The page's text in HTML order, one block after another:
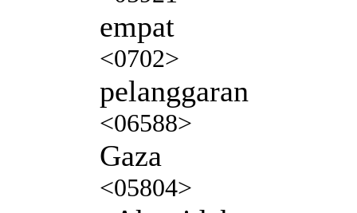
empat
<0702>
pelanggaran
<06588>
Gaza
<05804>